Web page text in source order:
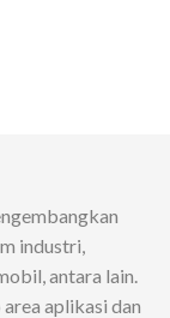
industri,
antara lain.
aplikasi dan